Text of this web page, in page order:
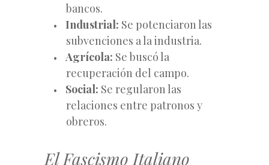
bancos.
Industrial: Se potenciaron las
subvenciones a la industria.
Agrícola: Se buscó la
recuperación del campo.
Social: Se regularon las
relaciones entre patronos y
obreros.
El Fascismo Italiano